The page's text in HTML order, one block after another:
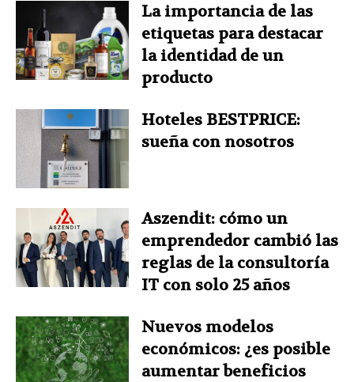
La importancia de las
etiquetas para destacar
la identidad de un
producto
Hoteles BESTPRICE:
sueña con nosotros
Aszendit: cómo un
emprendedor cambió las
reglas de la consultoría
IT con solo 25 años
Nuevos modelos
económicos: ¿es posible
aumentar beneficios